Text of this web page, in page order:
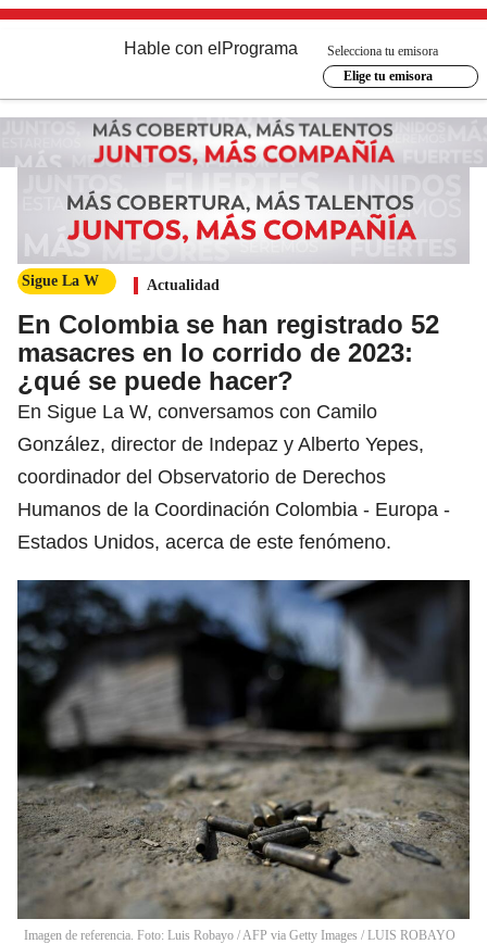
Hable con el Programa
Selecciona tu emisora
Elige tu emisora
Sigue La W Actualidad
En Colombia se han registrado 52
masacres en lo corrido de 2023:
¿qué se puede hacer?
En Sigue La W, conversamos con Camilo
González, director de Indepaz y Alberto Yepes,
coordinador del Observatorio de Derechos
Humanos de la Coordinación Colombia - Europa -
Estados Unidos, acerca de este fenómeno.
Imagen de referencia. Foto: Luis Robayo / AFP via Getty Images / LUIS ROBAYO